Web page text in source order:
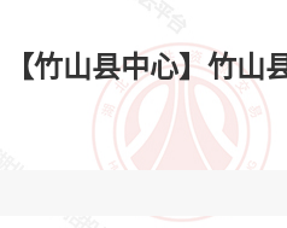
【竹山县中心】竹